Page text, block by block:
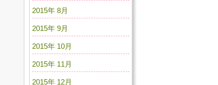
2015年 8月
2015年 9月
2015年 10月
2015年 11月
2015年 12月